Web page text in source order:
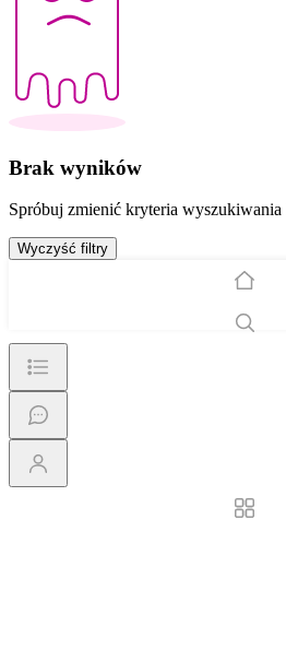
Brak wyników
Spróbuj zmienić kryteria wyszukiwania
Wyczyść filtry